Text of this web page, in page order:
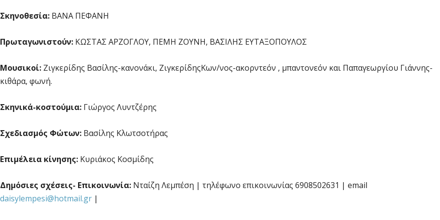
Σκηνοθεσία: ΒΑΝΑ ΠΕΦΑΝΗ
Πρωταγωνιστούν: ΚΩΣΤΑΣ ΑΡΖΟΓΛΟΥ, ΠΕΜΗ ΖΟΥΝΗ, ΒΑΣΙΛΗΣ ΕΥΤΑΞΟΠΟΥΛΟΣ
Μουσικοί: Ζιγκερίδης Βασίλης-κανονάκι, ΖιγκερίδηςΚων/νος-ακορντεόν , μπαντονεόν και Παπαγεωργίου Γιάννης-
κιθάρα, φωνή.
Σκηνικά-κοστούμια: Γιώργος Λυντζέρης
Σχεδιασμός Φώτων: Βασίλης Κλωτσοτήρας
Επιμέλεια κίνησης: Κυριάκος Κοσμίδης
Δημόσιες σχέσεις- Επικοινωνία: Νταίζη Λεμπέση | τηλέφωνο επικοινωνίας 6908502631 | email
daisylempesi@hotmail.gr |